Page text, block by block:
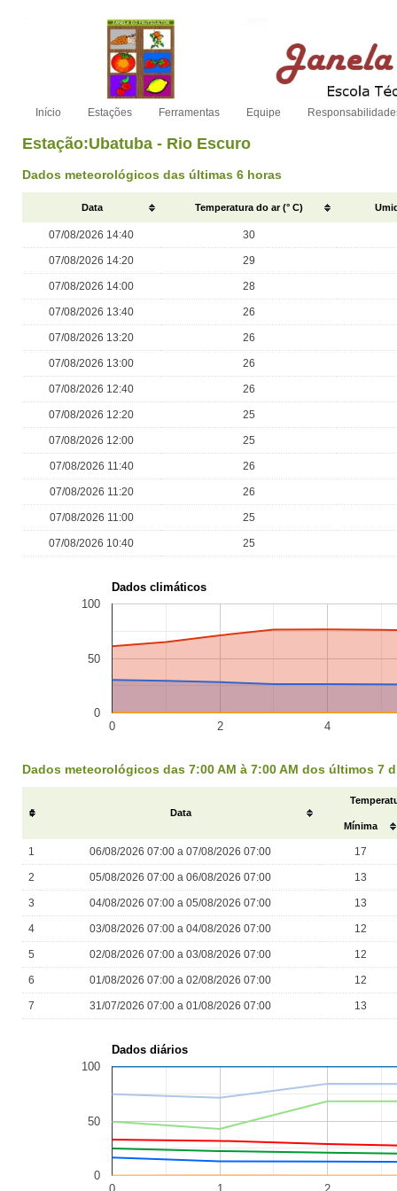
Início Estações Ferramentas Equipe
Estação:Ubatuba - Rio Escuro
Dados meteorológicos das últimas 6 horas
Data Temperatura do ar (° C)
07/08/2026 14:40 30
07/08/2026 14:20 29
07/08/2026 14:00 28
07/08/2026 13:40 26
07/08/2026 13:20 26
07/08/2026 13:00 26
07/08/2026 12:40 26
07/08/2026 12:20 25
07/08/2026 12:00 25
07/08/2026 11:40 26
07/08/2026 11:20 26
07/08/2026 11:00 25
07/08/2026 10:40 25
Dados climáticos
0 2 4
0
50
100
Dados meteorológicos das 7:00 AM à 7:00 AM dos últimos 7
# Data
Mínima
1 06/08/2026 07:00 a 07/08/2026 07:00 17
2 05/08/2026 07:00 a 06/08/2026 07:00 13
3 04/08/2026 07:00 a 05/08/2026 07:00 13
4 03/08/2026 07:00 a 04/08/2026 07:00 12
5 02/08/2026 07:00 a 03/08/2026 07:00 12
6 01/08/2026 07:00 a 02/08/2026 07:00 12
7 31/07/2026 07:00 a 01/08/2026 07:00 13
Dados diários
0
50
100